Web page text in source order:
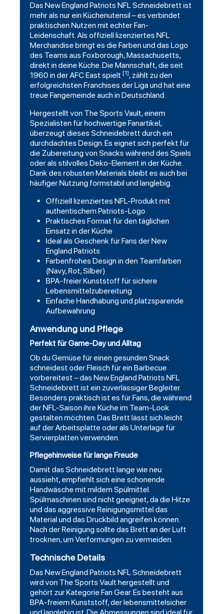
Das New England Patriots NFL Schneidebrett ist
mehr als nur ein Küchenutensil – es verbindet
praktischen Nutzen mit echter Fan-
Leidenschaft. Als offiziell lizenziertes NFL
Merchandise bringt es die Farben und das Logo
des Teams aus Foxborough, Massachusetts,
direkt in deine Küche. Die Mannschaft, die seit
1960 in der AFC East spielt [1], zählt zu den
erfolgreichsten Franchises der Liga und hat eine
treue Fangemeinde auch in Deutschland.
Hergestellt von The Sports Vault, einem
Spezialisten für hochwertige Fanartikel,
überzeugt dieses Schneidebrett durch ein
durchdachtes Design. Es eignet sich perfekt für
die Zubereitung von Snacks während des Spiels
oder als stilvolles Deko-Element in der Küche.
Dank des robusten Materials bleibt es auch bei
häufiger Nutzung formstabil und langlebig.
Offiziell lizenziertes NFL-Produkt mit
authentischem Patriots-Logo
Praktisches Format für den täglichen
Einsatz in der Küche
Ideal als Geschenk für Fans der New
England Patriots
Farbenfrohes Design in den Teamfarben
(Navy, Rot, Silber)
BPA-freier Kunststoff für sichere
Lebensmittelzubereitung
Einfache Handhabung und platzsparende
Aufbewahrung
Anwendung und Pflege
Perfekt für Game-Day und Alltag
Ob du Gemüse für einen gesunden Snack
schneidest oder Fleisch für ein Barbecue
vorbereitest – das New England Patriots NFL
Schneidebrett ist ein zuverlässiger Begleiter.
Besonders praktisch ist es für Fans, die während
der NFL-Saison ihre Küche im Team-Look
gestalten möchten. Das Brett lässt sich leicht
auf der Arbeitsplatte oder als Unterlage für
Servierplatten verwenden.
Pflegehinweise für lange Freude
Damit das Schneidebrett lange wie neu
aussieht, empfiehlt sich eine schonende
Handwäsche mit mildem Spülmittel.
Spülmaschinen sind nicht geeignet, da die Hitze
und das aggressive Reinigungsmittel das
Material und das Druckbild angreifen können.
Nach der Reinigung sollte das Brett an der Luft
trocknen, um Verformungen zu vermeiden.
Technische Details
Das New England Patriots NFL Schneidebrett
wird von The Sports Vault hergestellt und
gehört zur Kategorie Fan Gear. Es besteht aus
BPA-freiem Kunststoff, der lebensmittelsicher